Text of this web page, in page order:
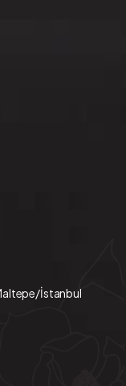
İstanbul